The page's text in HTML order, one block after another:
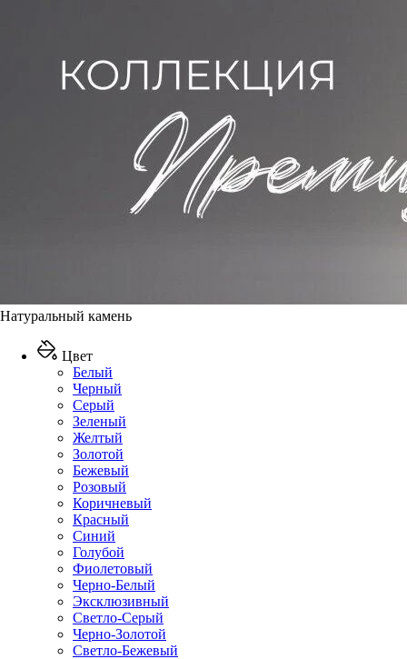
Натуральный камень
Цвет
Белый
Черный
Серый
Зеленый
Желтый
Золотой
Бежевый
Розовый
Коричневый
Красный
Синий
Голубой
Фиолетовый
Черно-Белый
Эксклюзивный
Светло-Серый
Черно-Золотой
Светло-Бежевый